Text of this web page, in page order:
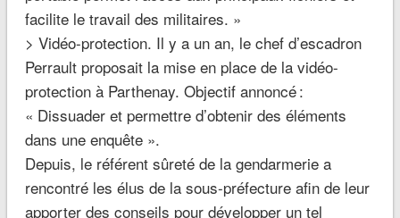
facilite le travail des militaires. »
> Vidéo-protection. Il y a un an, le chef d’escadron
Perrault proposait la mise en place de la vidéo-
protection à Parthenay. Objectif annoncé :
« Dissuader et permettre d’obtenir des éléments
dans une enquête ».
Depuis, le référent sûreté de la gendarmerie a
rencontré les élus de la sous-préfecture afin de leur
apporter des conseils pour développer un tel